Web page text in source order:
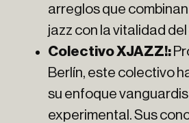
arreglos que
jazz con la vitalidad del
Colectivo XJAZZ!:
Berlín, este colectivo
su enfoque
experimental. Sus